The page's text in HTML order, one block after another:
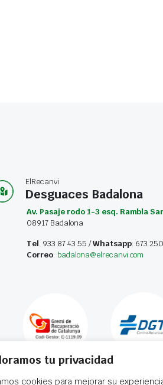
tu privacidad
cookies para mejorar su
ElRecanvi
Desguaces Badalona
Av. Pasaje rodo 1-3 esq. Rambla
08917 Badalona
Tel. 933 87 43 55 /Whatsapp: 673
Correo: badalona@elrecanvi.com